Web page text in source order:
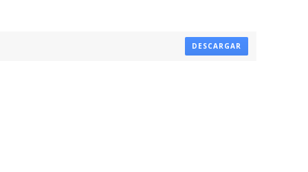
DESCARGAR